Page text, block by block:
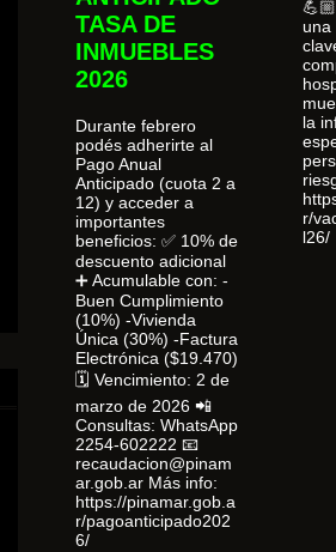
TASA DE
INMUEBLES
2026
Durante febrero
podés adherirte al
Pago Anual
Anticipado (cuota 2 a
12) y acceder a
importantes
beneficios: ✅ 10% de
descuento adicional
➕ Acumulable con: -
Buen Cumplimiento
(10%) -Vivienda
Única (30%) -Factura
Electrónica ($19.470)
🗓 Vencimiento: 2 de
marzo de 2026 📲
Consultas: WhatsApp
2254-602222 📧
recaudacion@pinam
ar.gob.ar Más info:
https://pinamar.gob.a
r/pagoanticipado202
6/
una
la
r/
l26/